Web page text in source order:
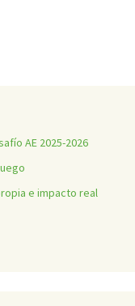
AE 2025-2026
e impacto real